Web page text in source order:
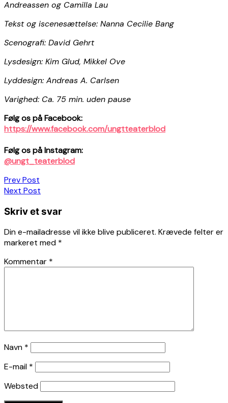
Andreassen og Camilla Lau
Tekst og iscenesættelse: Nanna Cecilie Bang
Scenografi: David Gehrt
Lysdesign: Kim Glud, Mikkel Ove
Lyddesign: Andreas A. Carlsen
Varighed: Ca. 75 min. uden pause
Følg os på Facebook:
https://www.facebook.com/ungtteaterblod
Følg os på Instagram:
@ungt_teaterblod
Indlægsnavigation
Prev Post
Next Post
Skriv et svar
Din e-mailadresse vil ikke blive publiceret. Krævede felter er
markeret med *
Kommentar *
Navn *
E-mail *
Websted